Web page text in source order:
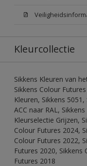
Kleurcollectie
Sikkens Kleuren van
Sikkens Colour
Kleuren, Sikkens
ACC naar RAL,
Kleurselectie Grijzen,
Colour Futures 2024,
Colour Futures 2022,
Futures 2020, Sikkens
Futures 2018